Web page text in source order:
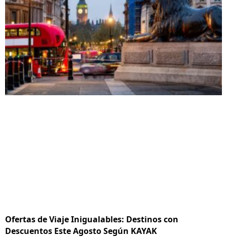
Ofertas de Viaje Inigualables: Destinos con
Descuentos Este Agosto Según KAYAK